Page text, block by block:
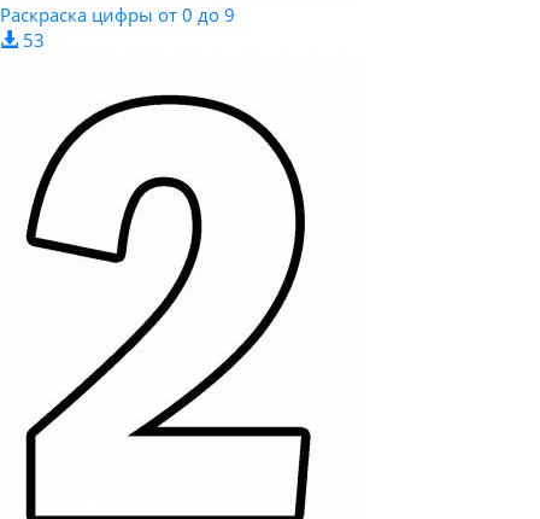
Раскраска цифры от 0 до 9
53